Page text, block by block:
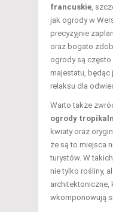
francuskie,
jak ogrody w
precyzyjnie
oraz bogato
ogrody są
majestatu, będąc
relaksu dla
Warto także
ogrody
kwiaty oraz
że są to miejsca
turystów. W
nie tylko rośliny,
architektoniczne,
wkomponowują